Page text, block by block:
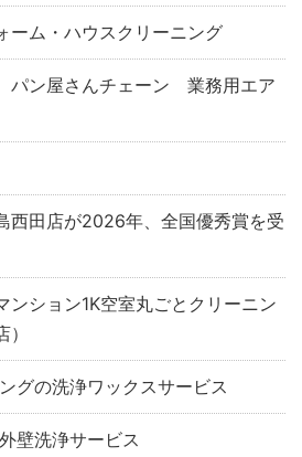
ーム・ハウスクリーニング
パン屋さんチェーン 業務用エア
西田店が2026年、全国優秀賞を受
ンション1K空室丸ごとクリーニン
グの洗浄ワックスサービス
壁洗浄サービス